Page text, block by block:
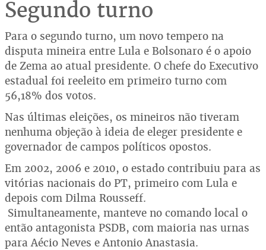
Segundo turno
Para o segundo turno, um novo tempero na
disputa mineira entre Lula e Bolsonaro é o apoio
de Zema ao atual presidente. O chefe do Executivo
estadual foi reeleito em primeiro turno com
56,18% dos votos.
Nas últimas eleições, os mineiros não tiveram
nenhuma objeção à ideia de eleger presidente e
governador de campos políticos opostos.
Em 2002, 2006 e 2010, o estado contribuiu para as
vitórias nacionais do PT, primeiro com Lula e
depois com Dilma Rousseff.
Simultaneamente, manteve no comando local o
então antagonista PSDB, com maioria nas urnas
para Aécio Neves e Antonio Anastasia.